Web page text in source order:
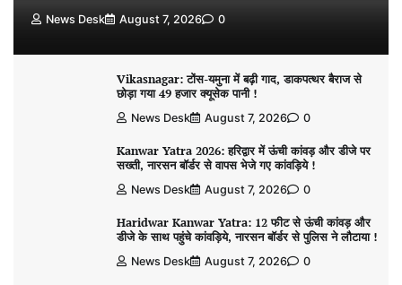
News Desk August 7, 2026 0
Vikasnagar: टोंस-यमुना में बढ़ी गाद, डाकपत्थर बैराज से
छोड़ा गया 49 हजार क्यूसेक पानी !
News Desk August 7, 2026 0
Kanwar Yatra 2026: हरिद्वार में ऊंची कांवड़ और डीजे पर
सख्ती, नारसन बॉर्डर से वापस भेजे गए कांवड़िये !
News Desk August 7, 2026 0
Haridwar Kanwar Yatra: 12 फीट से ऊंची कांवड़ और
डीजे के साथ पहुंचे कांवड़िये, नारसन बॉर्डर से पुलिस ने लौटाया !
News Desk August 7, 2026 0